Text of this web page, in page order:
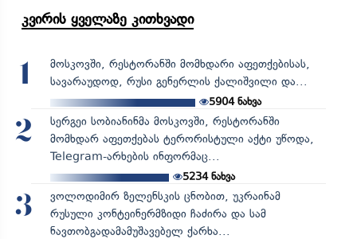
კვირის ყველაზე კითხვადი
1
მოსკოვში, რესტორანში მომხდარი აფეთქებისას,
სავარაუდოდ, რუსი გენერლის ქალიშვილი და...
5904ნახვა
2
სერგეი სობიანინმა მოსკოვში, რესტორანში
მომხდარ აფეთქებას ტერორისტული აქტი უწოდა,
Telegram-არხების ინფორმაც...
5234ნახვა
3
ვოლოდიმირ ზელენსკის ცნობით, უკრაინამ
რუსული კონტეინერმზიდი ჩაძირა და სამ
ნავთობგადამამუშავებელ ქარხა...